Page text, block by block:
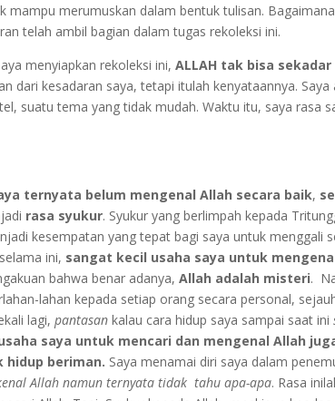
merumuskan dalam bentuk tulisan.
telah ambil bagian dalam tugas rekoleksi ini.
menyiapkan rekoleksi ini,ALLAH tak bisa
dari kesadaran saya, tetapi itulah kenyataannya.
suatu tema yang tidak mudah. Waktu itu, saya rasa
ternyata belum mengenal Allah secara baik,
rasa syukur. Syukur yang berlimpah kepada
kesempatan yang tepat bagi saya untuk menggali
ini, sangat kecil usaha saya untuk
bahwa benar adanya,Allah adalah misteri.
lahan kepada setiap orang secara personal,
lagi,pantasankalau cara hidup saya sampai saat ini
saya untuk mencari dan mengenal Allah
hidup beriman. Saya menamai diri saya dalam
Allah namun ternyata tidak tahu apa-apa. Rasa